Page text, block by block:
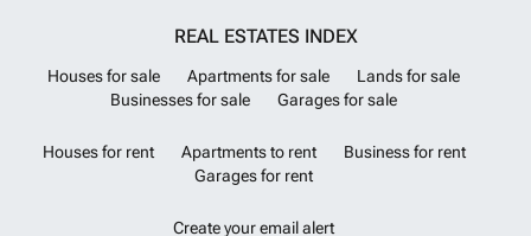
REAL ESTATES INDEX
Houses for sale Apartments for sale
Lands for sale
Businesses for sale
Garages for sale
Houses for rent Apartments to rent
Business for rent
Garages for rent
Create your email alert